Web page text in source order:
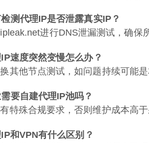
测代理IP是否泄露真实IP？
进行DNS泄漏测试，确保
速度突然变慢怎么办？
其他节点测试，如问题持续可能
要自建代理IP池吗？
特殊合规要求，否则维护成本高
和VPN有什么区别？